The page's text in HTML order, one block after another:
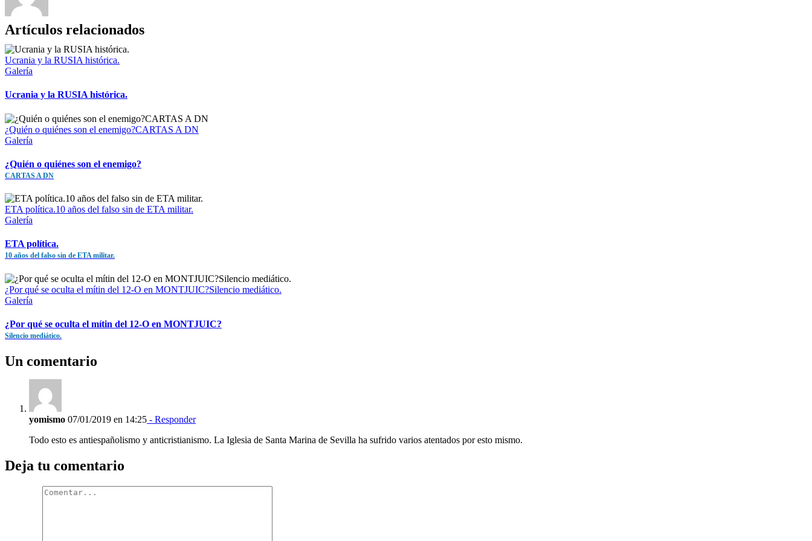
Artículos relacionados
Ucrania y la RUSIA histórica.
Galería
Ucrania y la RUSIA histórica.
¿Quién o quiénes son el enemigo?CARTAS A DN
Galería
¿Quién o quiénes son el enemigo?
CARTAS A DN
ETA política.10 años del falso sin de ETA militar.
Galería
ETA política.
10 años del falso sin de ETA militar.
¿Por qué se oculta el mítin del 12-O en MONTJUIC?Silencio mediático.
Galería
¿Por qué se oculta el mítin del 12-O en MONTJUIC?
Silencio mediático.
Un comentario
yomismo 07/01/2019 en 14:25 - Responder
Todo esto es antiespañolismo y anticristianismo. La Iglesia de Santa Marina de Sevilla ha sufrido varios atentados por esto mismo.
Deja tu comentario